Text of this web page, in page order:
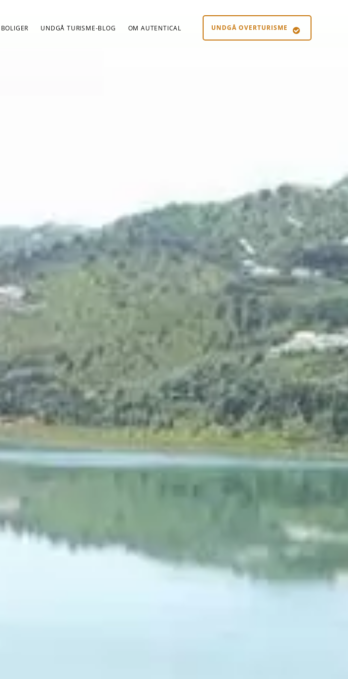
UNDGÅ OVERTURISME
UNDGÅ TURISME-BLOG OM AUTENTICAL